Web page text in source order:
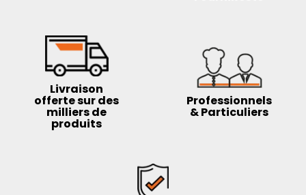
Livraison
offerte sur des
milliers de
produits
Professionnels
& Particuliers